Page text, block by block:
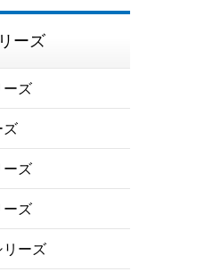
ーズ
ーズ
ズ
ーズ
ーズ
リーズ